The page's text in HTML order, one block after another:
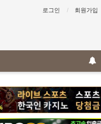
로그인 회원가입